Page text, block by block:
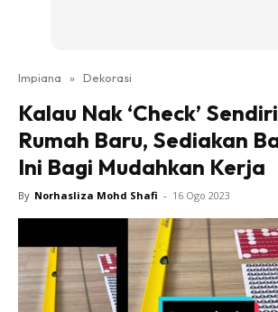
Ruang Makan
Ruang Tamu
Direktori
Interior Design
Landskap
Bilik Air
Bilik Tidur
Impiana » Dekorasi
Kalau Nak ‘Check’
Rumah Baru, Sediakan
Ini Bagi Mudahkan Kerja
By Norhasliza Mohd Shafi - 16 Ogo 2023